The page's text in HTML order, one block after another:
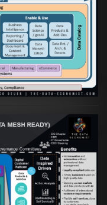
für
Governance
für
ist